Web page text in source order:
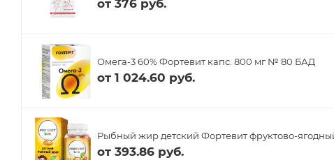
от 376 руб.
Омега-3 60% Фортевит капс. 800 мг № 80 БАД
от 1 024.60 руб.
Рыбный жир детский Фортевит фруктово-
от 393.86 руб.